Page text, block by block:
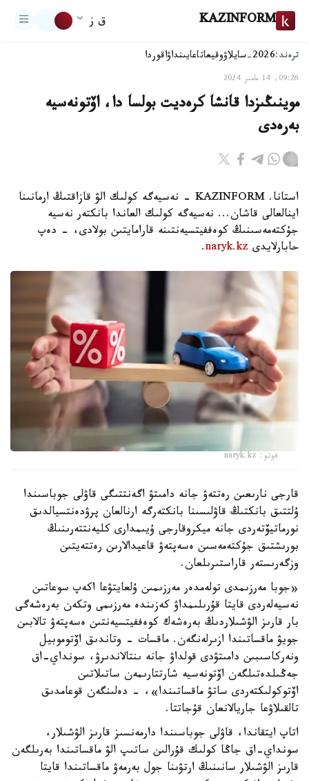
KAZINFORM ق ز
ترەند:2026-سايلاۋ وقيعاتاعايىنداۋاقوردا
09:26, 14 مامىر 2024
موينىڭىزدا قانشا كرەديت بولسا دا، اۆتونەسيە
بەرەدى
استانا. KAZINFORM - نەسيەگە كولىك الۋ قازاقتىڭ ارمانىنا
اينالعالى قاشان... نەسيەگە كولىك العاندا بانكتەر نەسيە
جۇكتەمەسىنىڭ كوەففيتسيەنتىنە قارامايتىن بولادى، - دەپ
حابارلايدى naryk.kz
.
فوتو: naryk.kz
قارجى نارىعىن رەتتەۋ جانە دامىتۋ اگەنتتىگى قاۋلى جوباسىندا
ۇلتتىق بانكتىڭ قاۋلىسىنا بانكتەرگە ارنالعان پرۋدەنتسيالدىق
نورماتيۆتەردى جانە ميكروقارجى ۇيىمدارى كليەنتتەرىنىڭ
بورىشتىق جۇكتەمەسىن ەسەپتەۋ قاعيدالارىن رەتتەيتىن
وزگەرىستەر قاراستىرىلعان.
«جوبا مەرزىمدى تولەمدەر مەرزىمىن ۇلعايتۋعا اكەپ سوعاتىن
نەسيەلەردى قايتا قۇرىلىمداۋ كەزىندە مەرزىمى وتكەن بەرەشەگى
بار قارىز الۋشىلاردىڭ بەرەشەك كوەففيتسيەنتىن ەسەپتەۋ تالابىن
جويۋ ماقساتىندا ازىرلەنگەن. ماقسات - وتاندىق اۆتوموبيل
ونەركاسىبىن دامىتۋدى قولداۋ جانە ىنتالاندىرۋ، سونداي-اق
جەڭىلدەتىلگەن اۆتونەسيە شارتتارىمەن ساتىلاتىن
اۆتوكولىكتەردى ساتۋ ماقساتىندا»، - دەلىنگەن قوعامدىق
تالقىلاۋعا جاريالانعان قۇجاتتا.
اتاپ ايتقاندا، قاۋلى جوباسىندا دارمەنسىز قارىز الۋشىلار،
سونداي-اق جاڭا كولىك قۇرالىن ساتىپ الۋ ماقساتىندا بەرىلگەن
قارىز الۋشىلار سانىنىڭ ارتۋىنا جول بەرمەۋ ماقساتىندا قايتا